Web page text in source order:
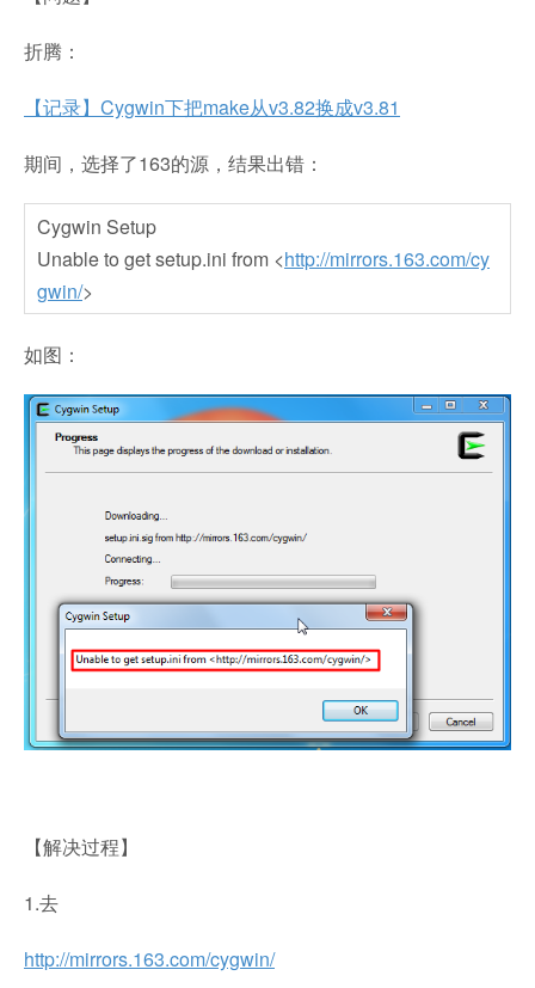
折腾：
【记录】Cygwin下把make从v3.82换成v3.81
期间，选择了163的源，结果出错：
Cygwin Setup
Unable to get setup.ini from <http://mirrors.163.com/cy
gwin/>
如图：
【解决过程】
1.去
http://mirrors.163.com/cygwin/